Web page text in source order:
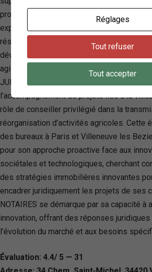
professionnels et des institutions.
expertise dans plusieurs domaines clés
résidentiel, le patrimoine familial et
développement immobilier, offrant des
agiles et rigoureuses. Grâce à son
JURISVIN, SYNACT NOTAIRES excelle
l’accompagnement de projets liés à la
rôle de conseiller privilégié dans la
réorganisation d’activités agricoles. Cette
des bureaux à Paris et Villeneuve les
pour son approche proactive face aux
sociétales et technologiques, cherchant
des stratégies immobilières innovantes
encadrer juridiquement les projets de ses
NOTAIRES se démarque par sa capacité à
innovation, offrant des réponses
l’évolution du marché et aux besoins
Évaluation: 4.4/ 5 — 31
Réglages
Tout refuser
Tout accepter